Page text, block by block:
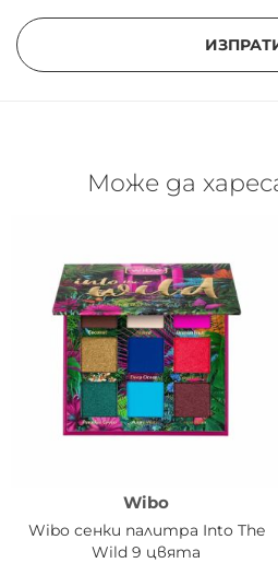
Може да
Wibo
Wibo сенки палитра Into The
Wild 9 цвята